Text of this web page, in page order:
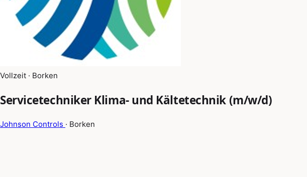
Vollzeit · Borken
Servicetechniker Klima- und Kältetechnik (m/w/d)
Johnson Controls · Borken